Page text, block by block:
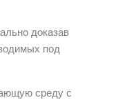
доказав
под
среду с